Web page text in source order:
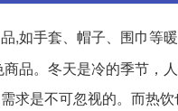
,如手套、帽子、围巾等
品。冬天是冷的季节，
求是不可忽视的。而热